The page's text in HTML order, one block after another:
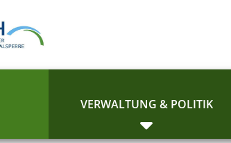
VERWALTUNG & POLITIK